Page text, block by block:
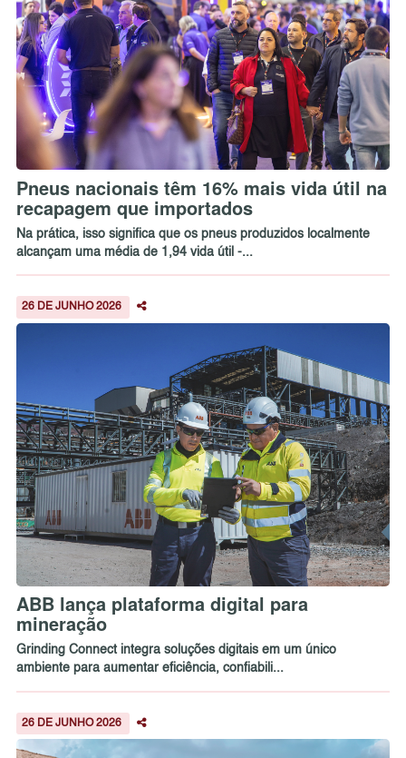
Pneus nacionais têm 16% mais vida útil na
recapagem que importados
Na prática, isso significa que os pneus produzidos localmente
alcançam uma média de 1,94 vida útil -...
26 DE JUNHO 2026
ABB lança plataforma digital para
mineração
Grinding Connect integra soluções digitais em um único
ambiente para aumentar eficiência, confiabili...
26 DE JUNHO 2026